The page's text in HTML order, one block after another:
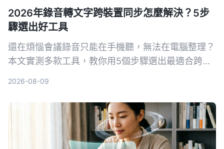
2026年錄音轉文字跨裝置同步怎麼解決？5步
驟選出好工具
還在煩惱會議錄音只能在手機聽，無法在電腦整理？
本文實測多款工具，教你用5個步驟選出最適合跨裝
2026-08-09